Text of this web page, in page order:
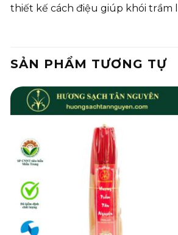
thiết kế cách điệu giúp khói trầm
SẢN PHẨM TƯƠNG TỰ